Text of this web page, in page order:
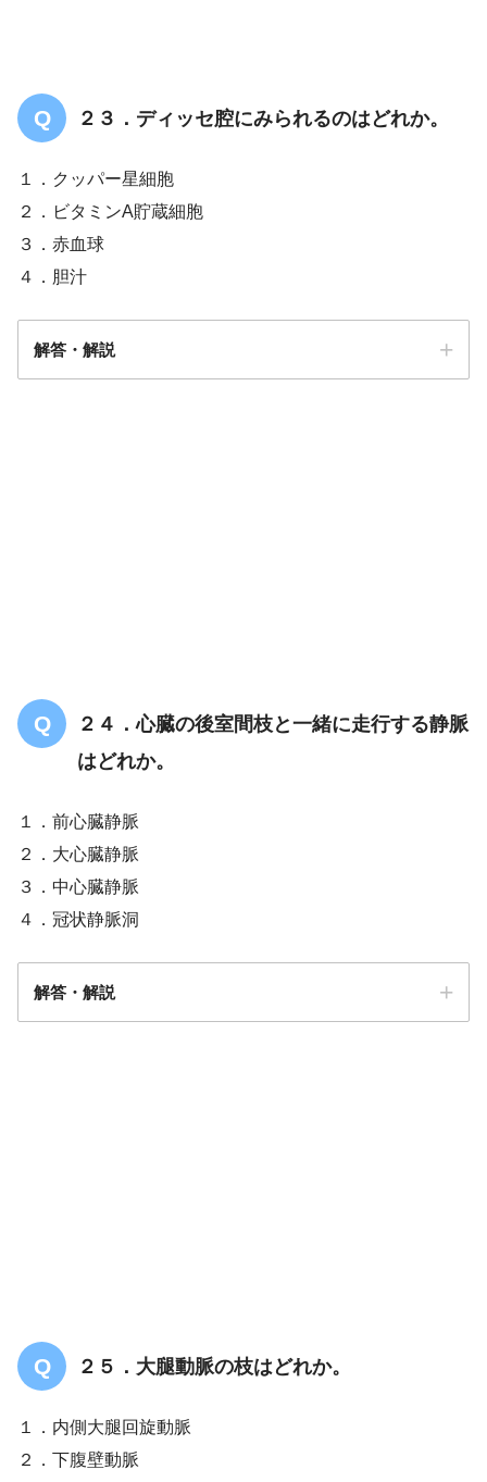
２３．ディッセ腔にみられるのはどれか。
１．クッパー星細胞
２．ビタミンA貯蔵細胞
３．赤血球
４．胆汁
解答・解説
２４．心臓の後室間枝と一緒に走行する静脈
はどれか。
１．前心臓静脈
２．大心臓静脈
３．中心臓静脈
４．冠状静脈洞
解答・解説
後室間枝
２５．大腿動脈の枝はどれか。
１．内側大腿回旋動脈
２．下腹壁動脈